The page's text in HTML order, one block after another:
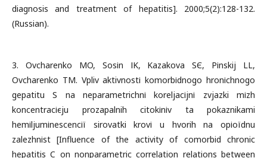
diagnosis and treatment of hepatitis]. 2000;5(2):128-132.
(Russian).
3. Ovcharenko MO, Sosіn ІK, Kazakova SЄ, Pіnskij LL,
Ovcharenko TM. Vpliv aktivnostі komorbіdnogo hronіchnogo
gepatitu S na neparametrichnі koreljacіjnі zvjazki mіzh
koncentracієju prozapalnih citokіnіv ta pokaznikami
hemіljumіnescencії sirovatki krovі u hvorih na opіoїdnu
zalezhnіst [Influence of the activity of comorbid chronic
hepatitis C on nonparametric correlation relations between